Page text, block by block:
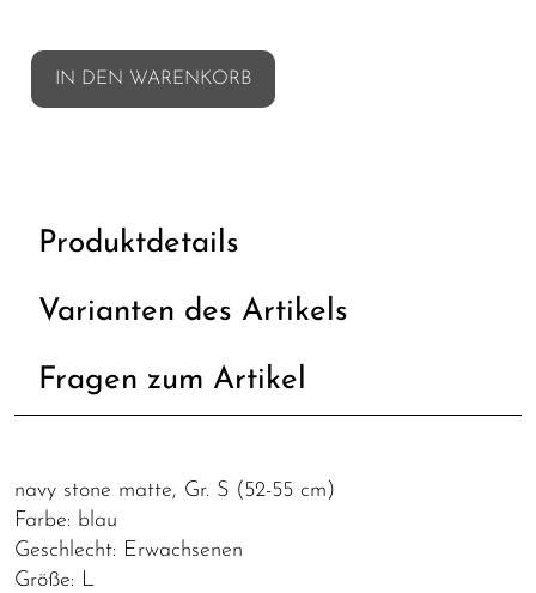
IN DEN WARENKORB
Produktdetails
Varianten des Artikels
Fragen zum Artikel
navy stone matte, Gr. S (52-55 cm)
Farbe: blau
Geschlecht: Erwachsenen
Größe: L